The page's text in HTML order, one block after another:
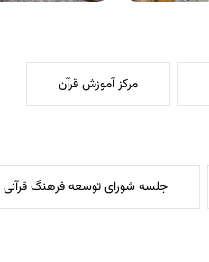
مرکز آموزش قرآن
جلسه شورای توسعه فرهنگ قرآنی